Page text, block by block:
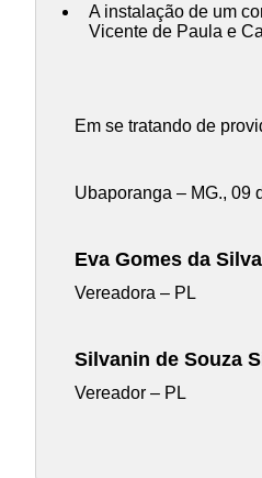
A instalação de um
Vicente de Paula e
Em se tratando de
Ubaporanga – MG., 09
Eva Gomes da
Vereadora – PL
Silvanin de Souza
Vereador – PL